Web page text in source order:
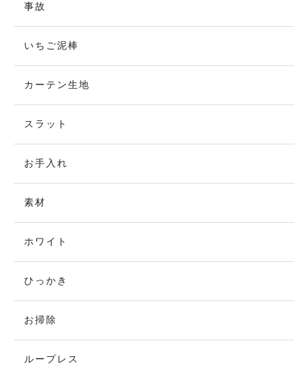
事故
いちご泥棒
カーテン生地
スラット
お手入れ
素材
ホワイト
ひっかき
お掃除
ループレス